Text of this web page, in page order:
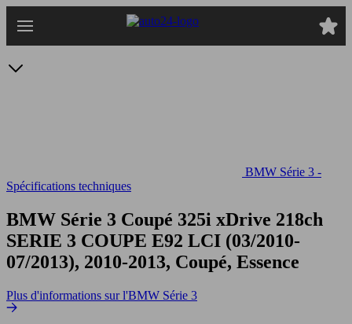
au
BMW Série 3 -
Spécifications techniques
BMW Série 3 Coupé 325i xDrive 218ch
SERIE 3 COUPE E92 LCI (03/2010-
07/2013), 2010-2013, Coupé, Essence
Plus d'informations sur l'BMW Série 3